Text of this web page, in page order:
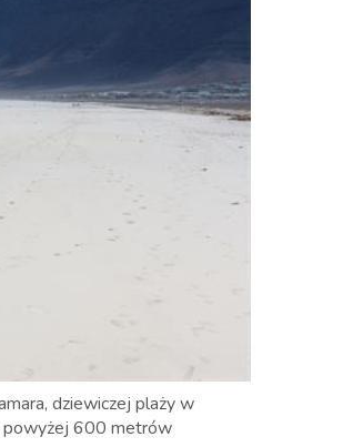
dziewiczej plaży w
powyżej 600 metrów